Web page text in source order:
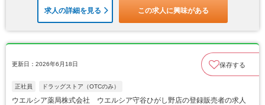
求人の詳細を見る この求人に興味がある
更新日：2026年6月18日 保存する
正社員 ドラッグストア（OTCのみ）
ウエルシア薬局株式会社 ウエルシア守谷ひがし野店の登録販売者の求人